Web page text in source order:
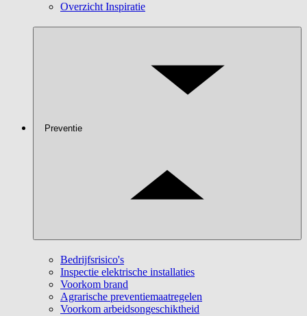
Overzicht Inspiratie
Preventie
Bedrijfsrisico's
Inspectie elektrische installaties
Voorkom brand
Agrarische preventiemaatregelen
Voorkom arbeidsongeschiktheid